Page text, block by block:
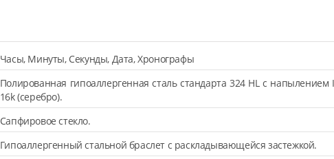
Часы, Минуты, Секунды, Дата, Хронографы
Полированная гипоаллергенная сталь стандарта 324 HL с напылением
16k (серебро).
Сапфировое стекло.
Гипоаллергенный стальной браслет с раскладывающейся застежкой.